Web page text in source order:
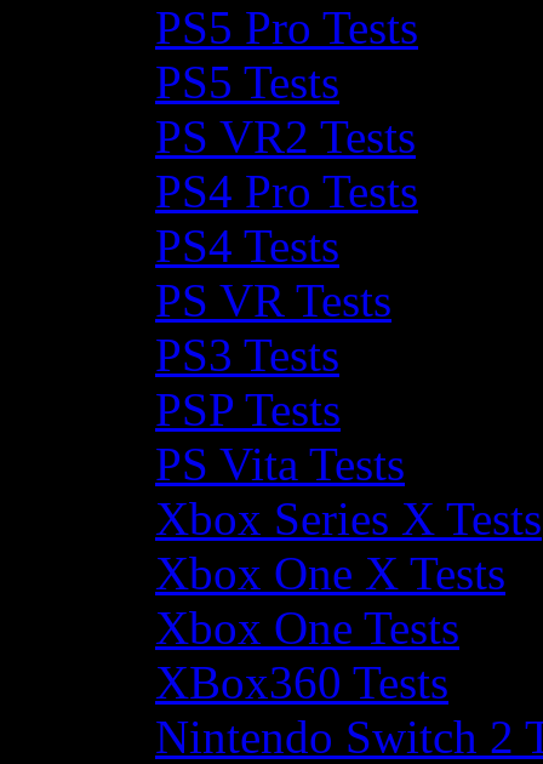
PS5 Pro Tests
PS5 Tests
PS VR2 Tests
PS4 Pro Tests
PS4 Tests
PS VR Tests
PS3 Tests
PSP Tests
PS Vita Tests
Xbox Series X Tests
Xbox One X Tests
Xbox One Tests
XBox360 Tests
Nintendo Switch 2